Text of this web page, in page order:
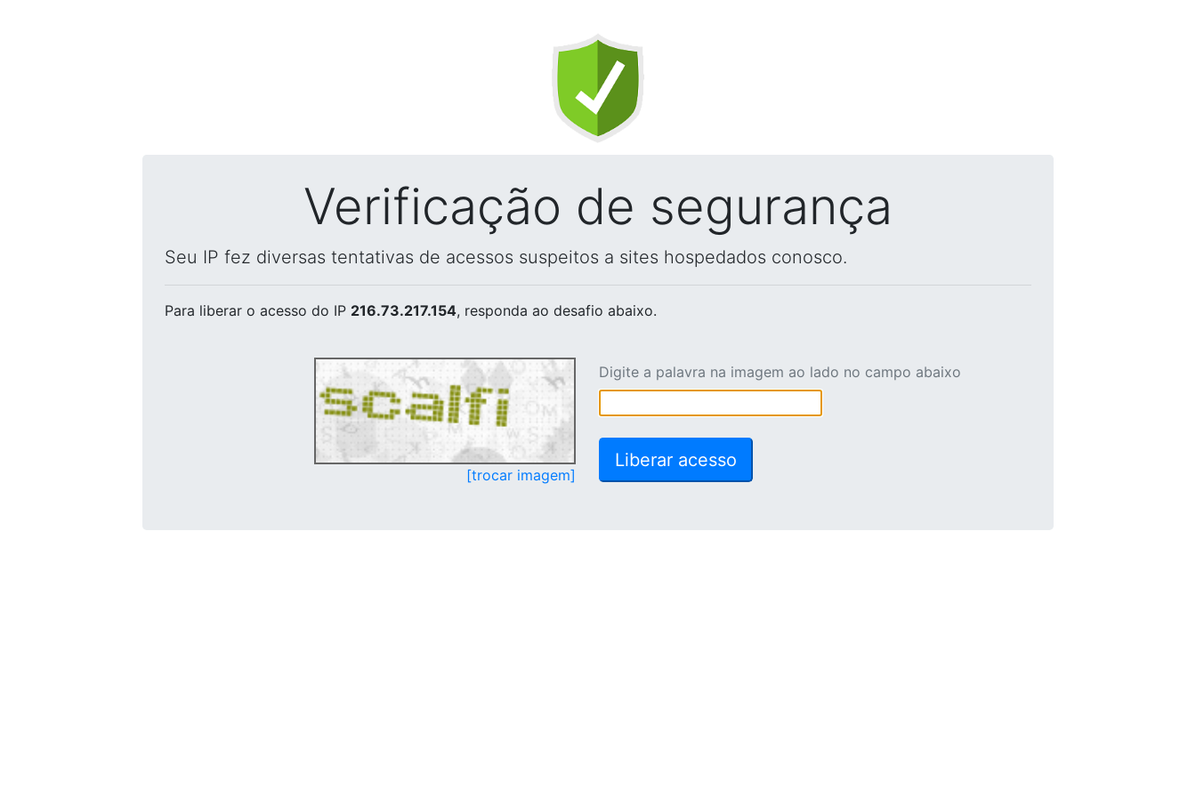
Verificação de segurança
Seu IP fez diversas tentativas de acessos suspeitos a sites hospedados conosco.
Para liberar o acesso do IP 216.73.217.154, responda ao desafio abaixo.
[trocar imagem]
Digite a palavra na imagem ao lado no campo abaixo